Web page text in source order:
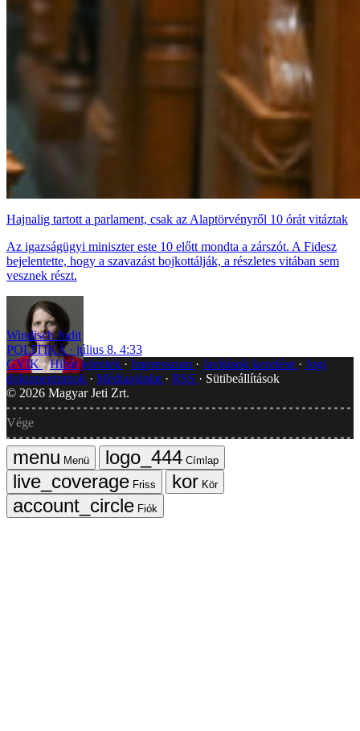
Hajnalig tartott a parlament, csak az Alaptörvényről 10 órát vitáztak
Az igazságügyi miniszter este 10 előtt mondta a zárszót. A Fidesz
bejelentette, hogy a szavazást bojkottálják, a részletes vitában sem
vesznek részt.
Windisch Judit
POLITIKA
július 8. 4:33
GYIK Hibát jelentek Impresszum Javítások kezelése
Jogi
dokumentumok
Médiaajánlat RSS
Sütibeállítások
© 2026 Magyar Jeti Zrt.
Vége
Menü
Címlap
Friss
Kör
Fiók